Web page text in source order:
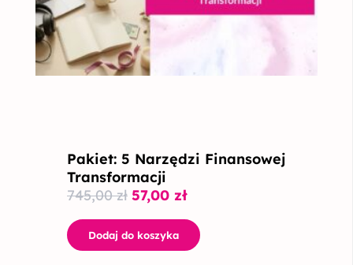
Pakiet: 5 Narzędzi Finansowej
Transformacji
745,00zł 57,00 zł
Dodaj do koszyka